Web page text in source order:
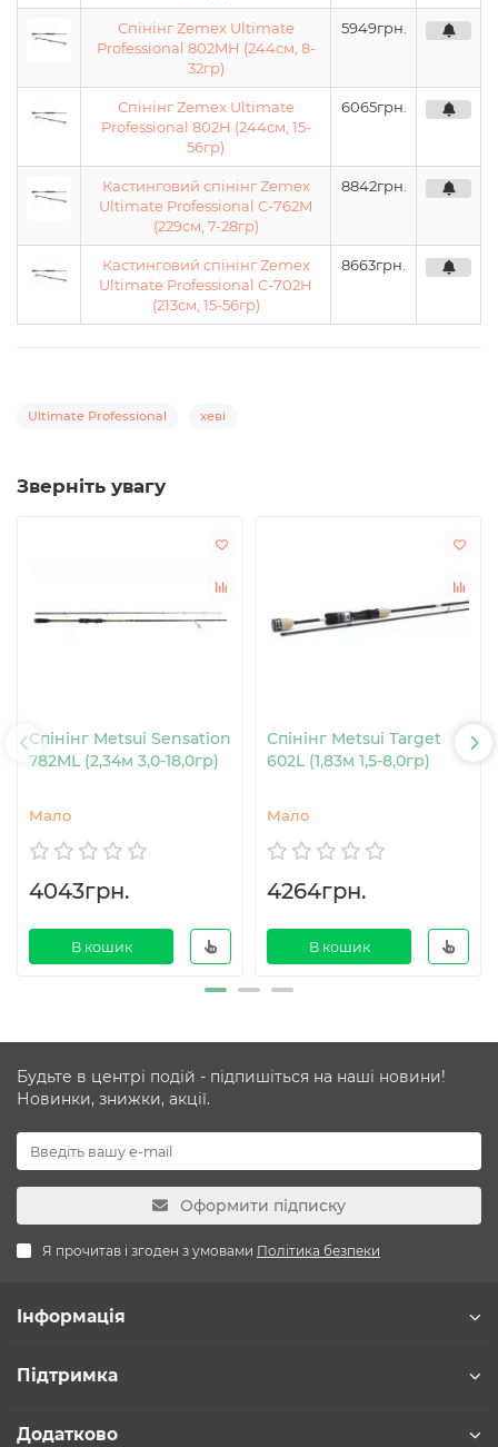
Спінінг Zemex Ultimate
Professional 802MH (244см, 8-
32гр)
5949грн.
Спінінг Zemex Ultimate
Professional 802H (244см, 15-
56гр)
6065грн.
Кастинговий спінінг Zemex
Ultimate Professional С-762M
(229см, 7-28гр)
8842грн.
Кастинговий спінінг Zemex
Ultimate Professional С-702H
(213см, 15-56гр)
8663грн.
Ultimate Professional хеві
Зверніть увагу
Спінінг Metsui Sensation
782ML (2,34м 3,0-18,0гр)
Мало
4043грн.
В кошик
Спінінг Metsui Target
602L (1,83м 1,5-8,0гр)
Мало
4264грн.
В кошик
Будьте в центрі подій - підпишіться на наші новини!
Новинки, знижки, акції.
Оформити підписку
Я прочитав і згоден з умовами Політика безпеки
Інформація
Підтримка
Додатково